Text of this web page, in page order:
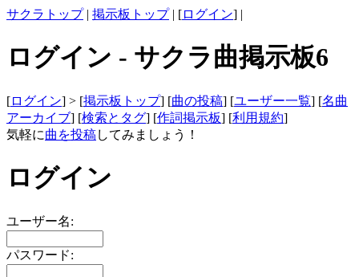
サクラトップ| 掲示板トップ| [ログイン] |
ログイン - サクラ曲掲示板6
[ログイン] > [掲示板トップ] [曲の投稿] [ユーザー一覧] [名曲
アーカイブ] [検索とタグ] [作詞掲示板] [利用規約]
気軽に曲を投稿してみましょう！
ログイン
ユーザー名:
パスワード: